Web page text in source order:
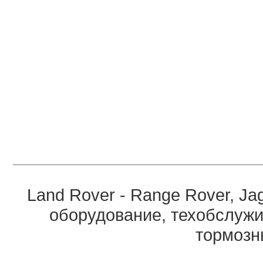
Land Rover - Range Rover,
оборудование,